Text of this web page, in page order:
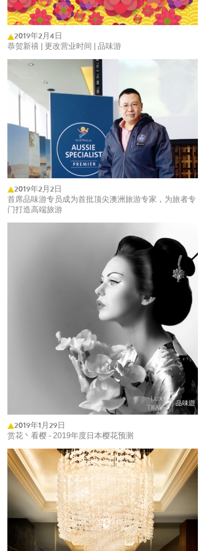
2019年2月4日
恭贺新禧 | 更改营业时间 | 品味游
2019年2月2日
首席品味游专员成为首批顶尖澳洲旅游专家，为旅者专
门打造高端旅游
2019年1月29日
赏花丶看樱 - 2019年度日本樱花预测